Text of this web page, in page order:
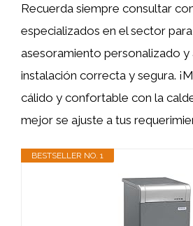
Recuerda siempre consultar
especializados en el sector
asesoramiento personalizado y
instalación correcta y segura.
cálido y confortable con la
mejor se ajuste a tus
BESTSELLER NO. 1